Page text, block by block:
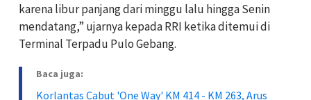
karena libur panjang dari minggu lalu hingga Senin
mendatang,” ujarnya kepada RRI ketika ditemui di
Terminal Terpadu Pulo Gebang.
Baca juga:
Korlantas Cabut 'One Way' KM 414 - KM 263, Arus